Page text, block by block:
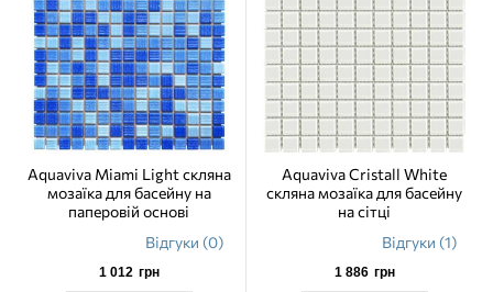
Aquaviva Miami Light скляна
мозаїка для басейну на
паперовій основі
Відгуки (0)
1 012 грн
Aquaviva Сristall White
скляна мозаїка для басейну
на сітці
Відгуки (1)
1 886 грн